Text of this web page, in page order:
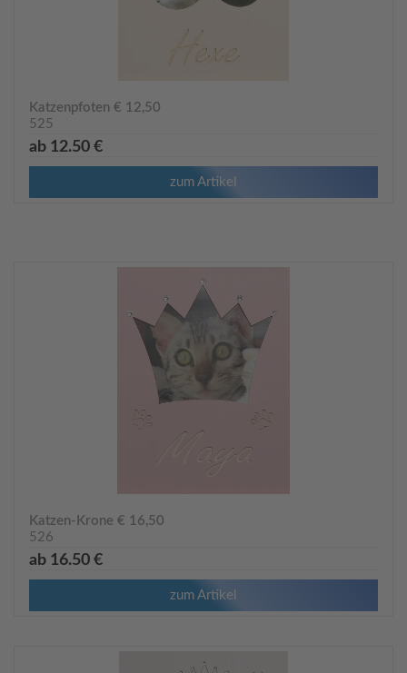
Katzenpfoten € 12,50
525
ab 12.50 €
zum Artikel
Katzen-Krone € 16,50
526
ab 16.50 €
zum Artikel